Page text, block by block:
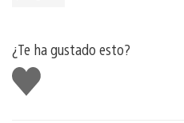
¿Te ha gustado esto?
Me
gusta